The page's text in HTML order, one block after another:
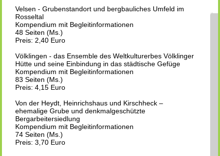
Velsen - Grubenstandort und bergbauliches Umfeld im
Rosseltal
Kompendium mit Begleitinformationen
48 Seiten (Ms.)
Preis: 2,40 Euro
Völklingen - das Ensemble des Weltkulturerbes Völklinger
Hütte und seine Einbindung in das städtische Gefüge
Kompendium mit Begleitinformationen
83 Seiten (Ms.)
Preis: 4,15 Euro
Von der Heydt, Heinrichshaus und Kirschheck –
ehemalige Grube und denkmalgeschützte
Bergarbeitersiedlung
Kompendium mit Begleitinformationen
74 Seiten (Ms.)
Preis: 3,70 Euro